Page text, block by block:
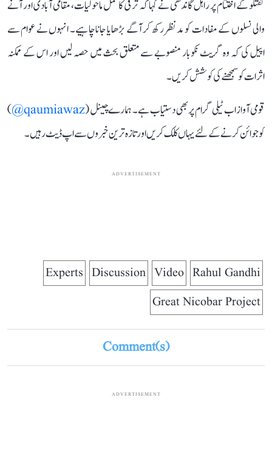
گفتگو کے اختتام پر راہل گاندھی نے کہا کہ ترقی کا عمل ماحولیات، مقامی آبادی اور آنے
والی نسلوں کے مفادات کو مدنظر رکھ کر آگے بڑھایا جانا چاہیے۔ انہوں نے عوام سے
اپیل کی کہ وہ گریٹ نکوبار منصوبے سے متعلق بحث میں حصہ لیں اور اس کے ممکنہ
اثرات کو سمجھنے کی کوشش کریں۔
قومی آواز اب ٹیلی گرام پر بھی دستیاب ہے۔ ہمارے چینل (qaumiawaz@
)
کو جوائن کرنے کے لئے یہاں کلک کریں اور تازہ ترین خبروں سے اپ ڈیٹ رہیں۔
ADVERTISEMENT
Rahul Gandhi
Video
Discussion
Experts
Great Nicobar Project
Comment(s)
ADVERTISEMENT